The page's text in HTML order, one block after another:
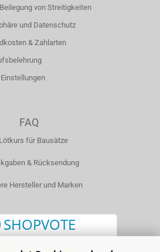
von Streitigkeiten
und Datenschutz
& Zahlarten
FAQ
für Bausätze
& Rücksendung
Hersteller und Marken